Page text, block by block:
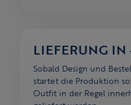
LIEFERUNG IN
Sobald Design und
startet die Produktion
Outfit in der Regel